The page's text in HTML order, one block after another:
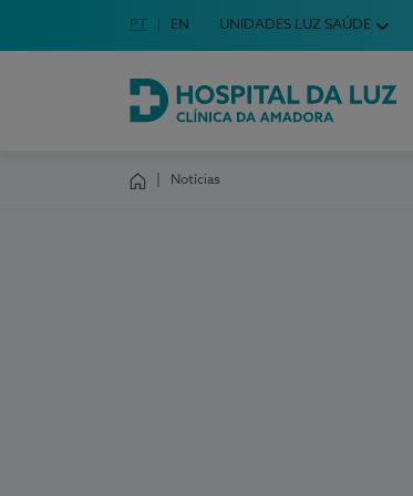
Escolha o seu idioma
Idioma em Português
PT English Language
EN UNIDADES LUZ SAÚDE
Hospital da Luz Clínica da
Notícias